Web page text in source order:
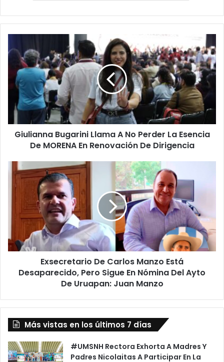
Bugarini
Llama
A
No
Perder
Esencia
De
MORENA
Dirigencia
Giulianna Bugarini Llama A No Perder La Esencia
De MORENA En Renovación De Dirigencia
Carlos
Desaparecido,
Sigue
En
Uruapan:
Manzo
Exsecretario De Carlos Manzo Está
Desaparecido, Pero Sigue En Nómina Del Ayto
De Uruapan: Juan Manzo
Más vistas en los últimos 7 días
#UMSNH Rectora Exhorta A Madres Y
Padres Nicolaitas A Participar En La